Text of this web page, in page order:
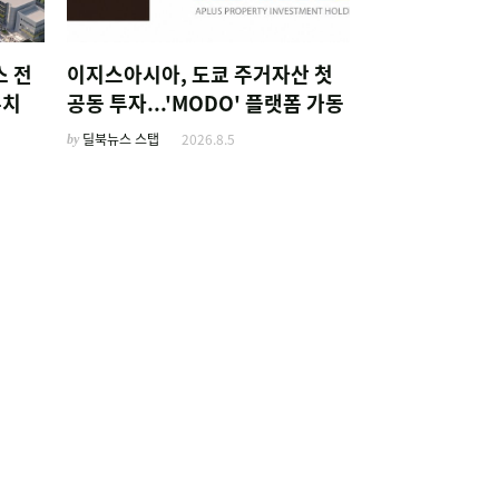
전
이지스아시아, 도쿄 주거자산 첫
공동 투자...'MODO' 플랫폼 가동
by 딜북뉴스 스탭 2026.8.5